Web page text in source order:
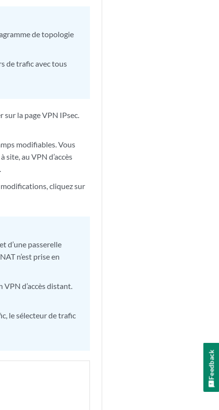
de topologie
de trafic avec tous
la page VPN IPsec.
modifiables. Vous
au VPN d’accès
cliquez sur
d’une passerelle
n’est prise en
VPN d’accès distant.
le sélecteur de trafic
Feedback